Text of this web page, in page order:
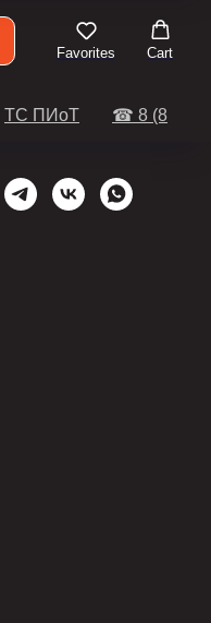
Favorites Cart
ТС ПИоТ ☎ 8 (804)